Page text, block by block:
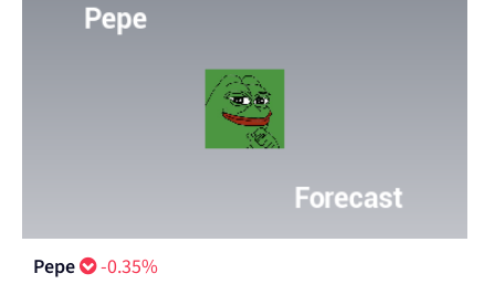
Pepe -0.35%